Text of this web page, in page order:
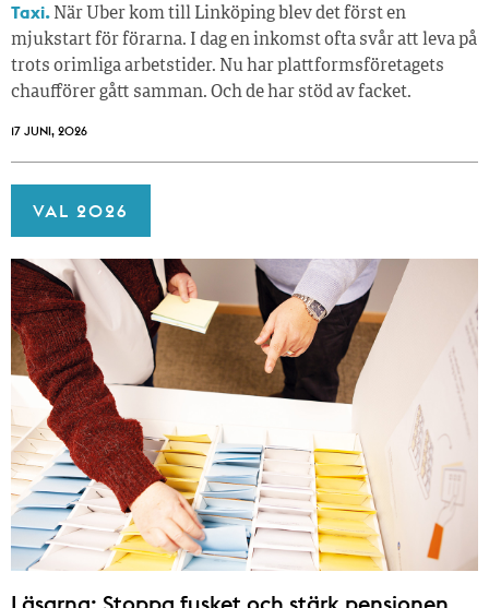
Taxi. När Uber kom till Linköping blev det först en
mjukstart för förarna. I dag en inkomst ofta svår att leva på
trots orimliga arbetstider. Nu har plattformsföretagets
chaufförer gått samman. Och de har stöd av facket.
17 JUNI, 2026
VAL 2026